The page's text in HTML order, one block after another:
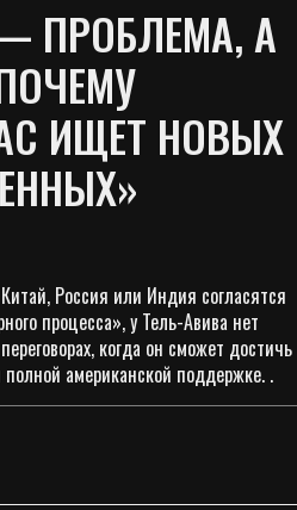
ПРОБЛЕМА, А
ИЩЕТ НОВЫХ
Россия или Индия согласятся
процесса», у Тель-Авива нет
когда он сможет достичь
американской поддержке. .